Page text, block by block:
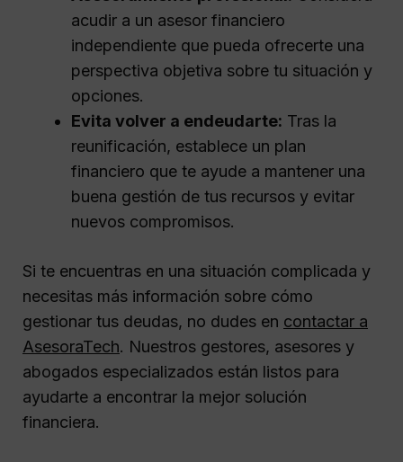
acudir a un asesor financiero
independiente que pueda ofrecerte una
perspectiva objetiva sobre tu situación y
opciones.
Evita volver a endeudarte: Tras la
reunificación, establece un plan
financiero que te ayude a mantener una
buena gestión de tus recursos y evitar
nuevos compromisos.
Si te encuentras en una situación complicada y
necesitas más información sobre cómo
gestionar tus deudas, no dudes en contactar a
AsesoraTech. Nuestros gestores, asesores y
abogados especializados están listos para
ayudarte a encontrar la mejor solución
financiera.